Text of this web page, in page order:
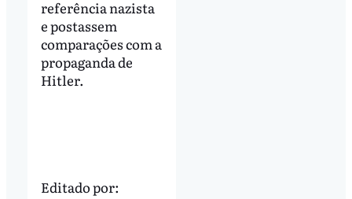
referência nazista
e postassem
comparações com a
propaganda de
Hitler.
Editado por: